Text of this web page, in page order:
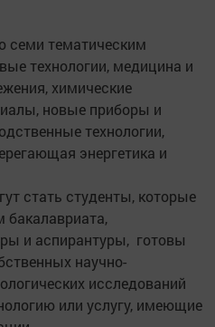
семи тематическим
технологии, медицина и
химические
новые приборы и
технологии,
энергетика и
стать студенты, которые
и аспирантуры, готовы
научно-
исследований
или услугу, имеющие